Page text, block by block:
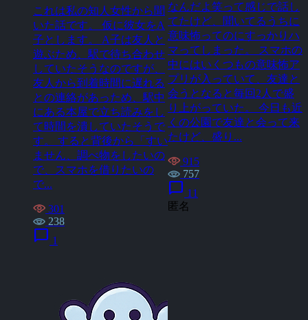
これは私の知人女性から聞
いた話です。 仮に彼女をA
子とします。 A子は友人と
遊ぶため、駅で待ち合わせ
していたそうなのですが、
友人から到着時間に遅れる
との連絡があっため、駅中
にある本屋で立ち読みをし
て時間を潰していたそうで
す。 すると背後から「すい
ません、調べ物をしたいの
で、スマホを借りたいの
で...
301
238
chat_bubble 1
なんだよ笑って感じで話し
てたけど、聞いてるうちに
意味怖ってのにすっかりハ
マってしまった。 スマホの
中にはいくつもの意味怖ア
プリが入っていて、友達と
会うとなると毎回2人で盛
り上がっていた。 今日も近
くの公園で友達と会って来
たけど、盛り...
915
757
chat_bubble 11
匿名